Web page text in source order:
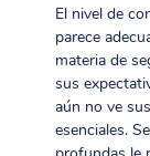
El nivel de
parece
materia de
sus
aún no ve
esenciales.